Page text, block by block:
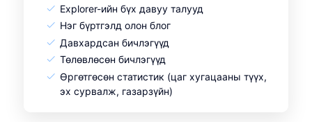
Explorer-ийн бүх давуу талууд
Нэг бүртгэлд олон блог
Давхардсан бичлэгүүд
Төлөвлөсөн бичлэгүүд
Өргөтгөсөн статистик (цаг хугацааны түүх,
эх сурвалж, газарзүйн)